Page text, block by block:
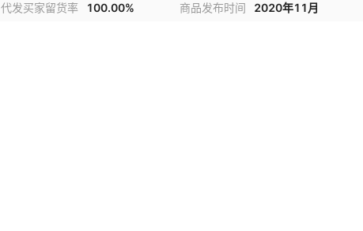
代发买家留货率 100.00% 商品发布时间 2020年11月